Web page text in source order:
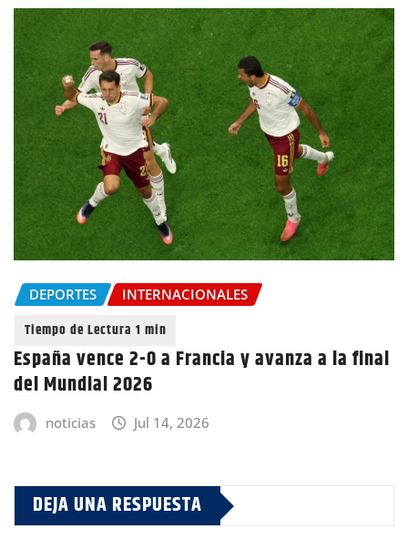
DEPORTES INTERNACIONALES
España vence 2-0 a Francia y avanza a la final
del Mundial 2026
noticias Jul 14, 2026
DEJA UNA RESPUESTA